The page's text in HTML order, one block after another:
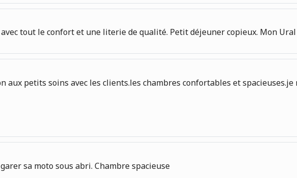
tout le confort et une literie de qualité. Petit déjeuner copieux. Mon
petits soins avec les clients.les chambres confortables et spacieuses.je
sa moto sous abri. Chambre spacieuse